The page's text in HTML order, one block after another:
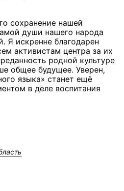
сохранение нашей
души нашего народа
Я искренне благодарен
активистам центра за их
родной культуре
общее будущее. Уверен,
языка» станет ещё
в деле воспитания